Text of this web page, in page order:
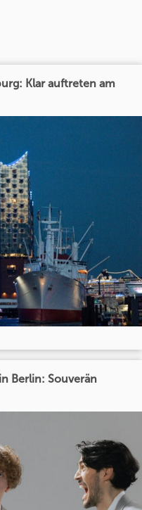
Klar auftreten am
Berlin: Souverän